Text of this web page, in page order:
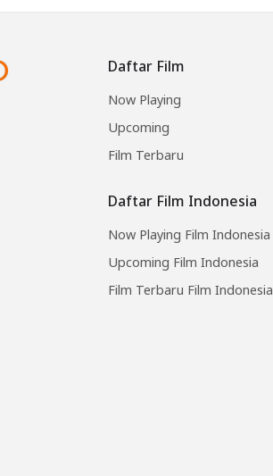
Daftar Film
Now Playing
Upcoming
Film Terbaru
Daftar Film Indonesia
Now Playing Film Indonesia
Upcoming Film Indonesia
Film Terbaru Film Indonesia